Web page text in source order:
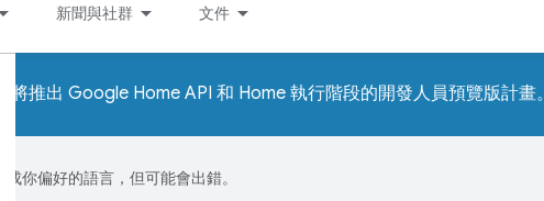
新聞與社群 文件
將推出 Google Home API 和 Home 執行階段的開發人員預覽版計畫。
成你偏好的語言，但可能會出錯。